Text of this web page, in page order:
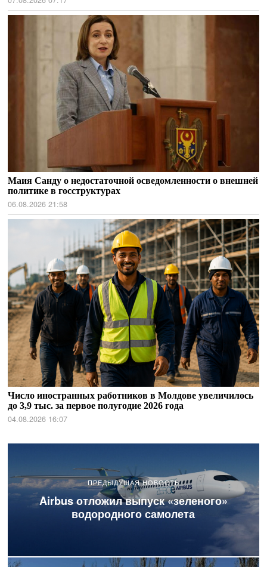
Маия Санду о недостаточной осведомленности о внешней
политике в госструктурах
06.08.2026 21:58
Число иностранных работников в Молдове увеличилось
до 3,9 тыс. за первое полугодие 2026 года
04.08.2026 16:07
ПРЕДЫДУЩАЯ НОВОСТЬ
Airbus отложил выпуск «зеленого»
водородного самолета